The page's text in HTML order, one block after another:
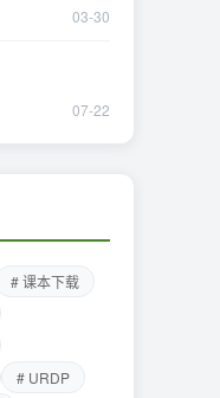
03-30
07-22
# 课本下载
# URDP